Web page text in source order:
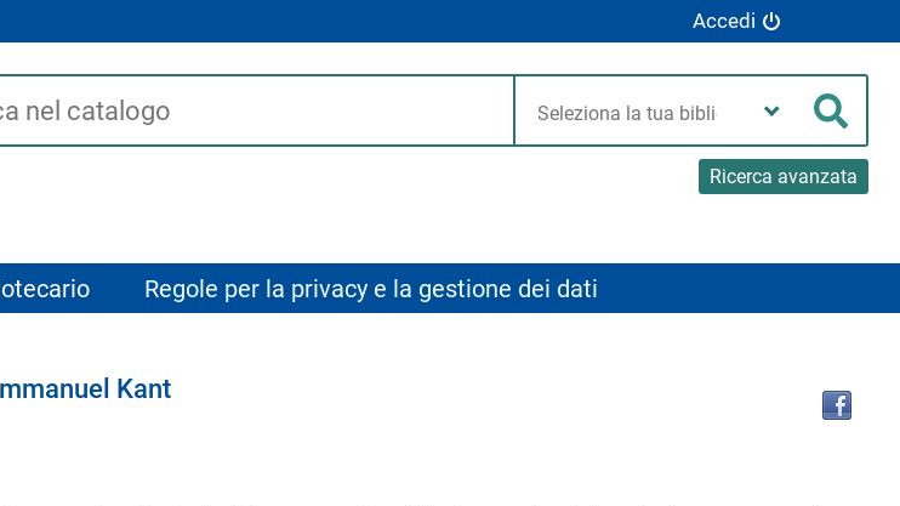
Accedi
"Catalogo"
Cerca
Ricerca avanzata
Regole per la privacy e la gestione dei dati
Kant